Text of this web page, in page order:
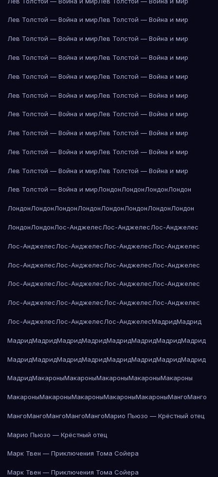
Лев Толстой — Война и мирЛев Толстой — Война и мир
Лев Толстой — Война и мирЛев Толстой — Война и мир
Лев Толстой — Война и мирЛев Толстой — Война и мир
Лев Толстой — Война и мирЛев Толстой — Война и мир
Лев Толстой — Война и мирЛев Толстой — Война и мир
Лев Толстой — Война и мирЛев Толстой — Война и мир
Лев Толстой — Война и мирЛев Толстой — Война и мир
Лев Толстой — Война и мирЛев Толстой — Война и мир
Лев Толстой — Война и мирЛев Толстой — Война и мир
Лев Толстой — Война и мирЛондонЛондонЛондонЛондон
ЛондонЛондонЛондонЛондонЛондонЛондонЛондонЛондон
ЛондонЛондонЛос-АнджелесЛос-АнджелесЛос-Анджелес
Лос-АнджелесЛос-АнджелесЛос-АнджелесЛос-Анджелес
Лос-АнджелесЛос-АнджелесЛос-АнджелесЛос-Анджелес
Лос-АнджелесЛос-АнджелесЛос-АнджелесЛос-Анджелес
Лос-АнджелесЛос-АнджелесЛос-АнджелесЛос-Анджелес
Лос-АнджелесЛос-АнджелесЛос-АнджелесМадридМадрид
МадридМадридМадридМадридМадридМадридМадридМадрид
МадридМадридМадридМадридМадридМадридМадридМадрид
МадридМакароныМакароныМакароныМакароныМакароны
МакароныМакароныМакароныМакароныМакароныМангоМанго
МангоМангоМангоМангоМангоМарио Пьюзо — Крёстный отец
Марио Пьюзо — Крёстный отец
Марк Твен — Приключения Тома Сойера
Марк Твен — Приключения Тома Сойера